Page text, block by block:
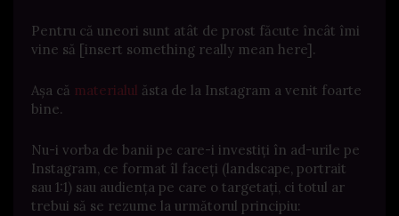
Pentru că uneori sunt atât de prost făcute încât îmi
vine să [insert something really mean here].
Așa că materialul ăsta de la Instagram a venit foarte
bine.
Nu-i vorba de banii pe care-i investiți în ad-urile pe
Instagram, ce format îl faceți (landscape, portrait
sau 1:1) sau audiența pe care o targetați, ci totul ar
trebui să se rezume la următorul principiu: